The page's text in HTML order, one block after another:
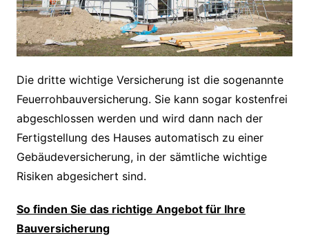
Die dritte wichtige Versicherung ist die sogenannte
Feuerrohbauversicherung. Sie kann sogar kostenfrei
abgeschlossen werden und wird dann nach der
Fertigstellung des Hauses automatisch zu einer
Gebäudeversicherung, in der sämtliche wichtige
Risiken abgesichert sind.
So finden Sie das richtige Angebot für Ihre
Bauversicherung